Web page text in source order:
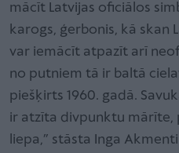
mācīt Latvijas oficiālos
karogs, ģerbonis, kā skan
var iemācīt atpazīt arī
no putniem tā ir baltā
piešķirts 1960. gadā.
ir atzīta divpunktu mārīte,
liepa,” stāsta Inga